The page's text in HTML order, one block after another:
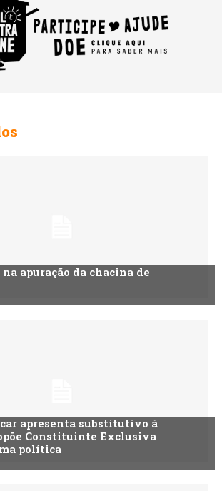
na apuração da chacina de
apresenta substitutivo à
Constituinte Exclusiva
política